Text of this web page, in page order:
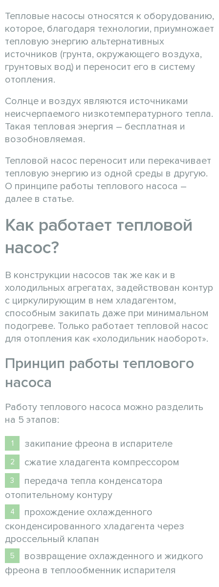
Тепловые насосы относятся к оборудованию,
которое, благодаря технологии, приумножает
тепловую энергию альтернативных
источников (грунта, окружающего воздуха,
грунтовых вод) и переносит его в систему
отопления.
Солнце и воздух являются источниками
неисчерпаемого низкотемпературного тепла.
Такая тепловая энергия – бесплатная и
возобновляемая.
Тепловой насос переносит или перекачивает
тепловую энергию из одной среды в другую.
О принципе работы теплового насоса –
далее в статье.
Как работает тепловой
насос?
В конструкции насосов так же как и в
холодильных агрегатах, задействован контур
с циркулирующим в нем хладагентом,
способным закипать даже при минимальном
подогреве. Только работает тепловой насос
для отопления как «холодильник наоборот».
Принцип работы теплового
насоса
Работу теплового насоса можно разделить
на 5 этапов:
закипание фреона в испарителе
сжатие хладагента компрессором
передача тепла конденсатора
отопительному контуру
прохождение охлажденного
сконденсированного хладагента через
дроссельный клапан
возвращение охлажденного и жидкого
фреона в теплообменник испарителя